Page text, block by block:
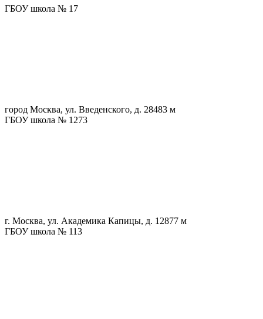
ГБОУ школа № 17
город Москва, ул. Введенского, д. 28483 м
ГБОУ школа № 1273
г. Москва, ул. Академика Капицы, д. 12877 м
ГБОУ школа № 113